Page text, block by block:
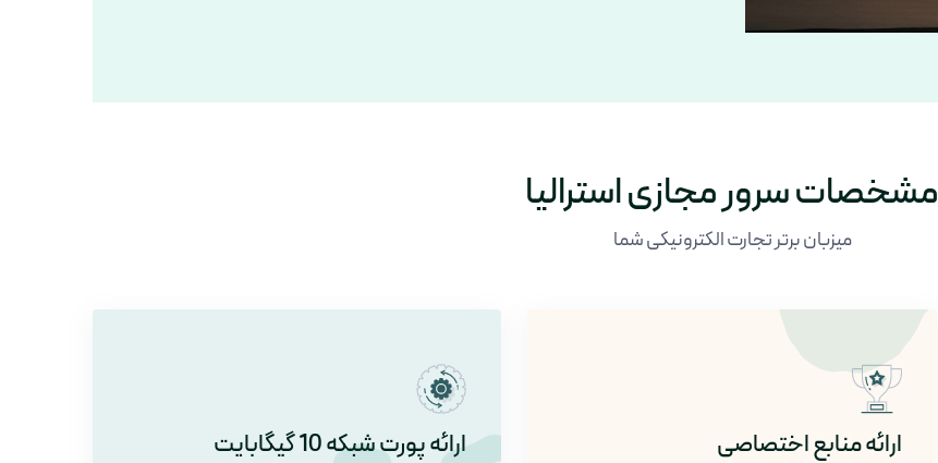
مشخصات سرور مجازی استرالیا
میزبان برتر تجارت الکترونیکی شما
ارائه منابع اختصاصی ارائه پورت شبکه 10 گیگابایت